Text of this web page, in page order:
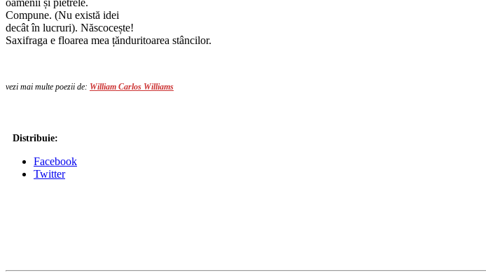
Compune. (Nu există idei
decât în lucruri). Născocește!
Saxifraga e floarea mea țănduritoarea stâncilor.
vezi mai multe poezii de: William Carlos Williams
Distribuie:
Facebook
Twitter